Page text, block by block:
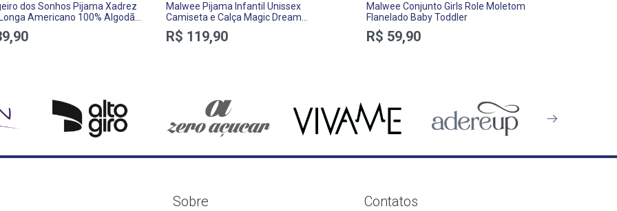
dos Sonhos Pijama Xadrez
Americano 100% Algodão
Malwee Pijama Infantil Unissex
Camiseta e Calça Magic Dream
Expedição Algodão
R$ 119,90
Malwee Conjunto Girls Role Moletom
Flanelado Baby Toddler
R$ 59,90
Contatos
Sobre